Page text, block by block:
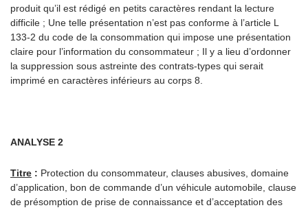
produit qu’il est rédigé en petits caractères rendant la lecture
difficile ; Une telle présentation n’est pas conforme à l’article L
133-2 du code de la consommation qui impose une présentation
claire pour l’information du consommateur ; Il y a lieu d’ordonner
la suppression sous astreinte des contrats-types qui serait
imprimé en caractères inférieurs au corps 8.
ANALYSE 2
Titre : Protection du consommateur, clauses abusives, domaine
d’application, bon de commande d’un véhicule automobile, clause
de présomption de prise de connaissance et d’acceptation des